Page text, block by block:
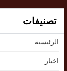
تصنيفات
الرئيسية
اخبار